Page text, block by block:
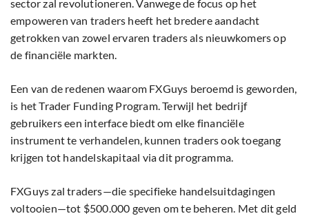
sector zal revolutioneren. Vanwege de focus op het
empoweren van traders heeft het bredere aandacht
getrokken van zowel ervaren traders als nieuwkomers op
de financiële markten.
Een van de redenen waarom FXGuys beroemd is geworden,
is het Trader Funding Program. Terwijl het bedrijf
gebruikers een interface biedt om elke financiële
instrument te verhandelen, kunnen traders ook toegang
krijgen tot handelskapitaal via dit programma.
FXGuys zal traders—die specifieke handelsuitdagingen
voltooien—tot $500.000 geven om te beheren. Met dit geld